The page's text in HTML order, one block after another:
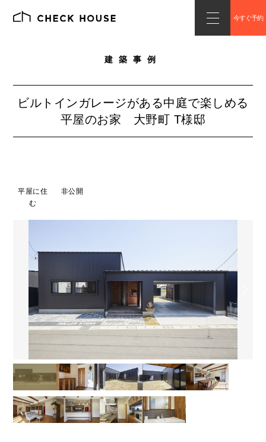
今すぐ予約
建築事例
ビルトインガレージがある中庭で楽しめる
平屋のお家 大野町 T様邸
平屋に住
む
非公開